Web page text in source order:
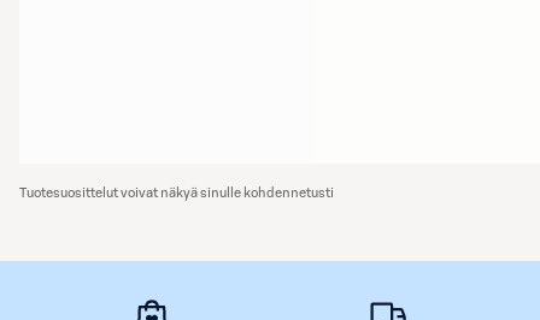
Tuotesuosittelut voivat näkyä sinulle kohdennetusti